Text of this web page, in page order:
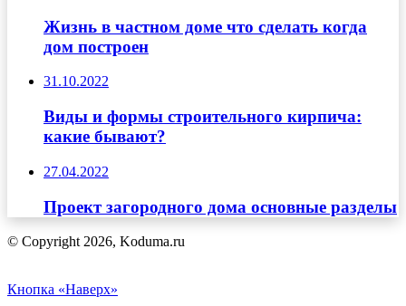
Жизнь в частном доме что сделать когда
дом построен
31.10.2022
Виды и формы строительного кирпича:
какие бывают?
27.04.2022
Проект загородного дома основные разделы
© Copyright 2026, Koduma.ru
Кнопка «Наверх»